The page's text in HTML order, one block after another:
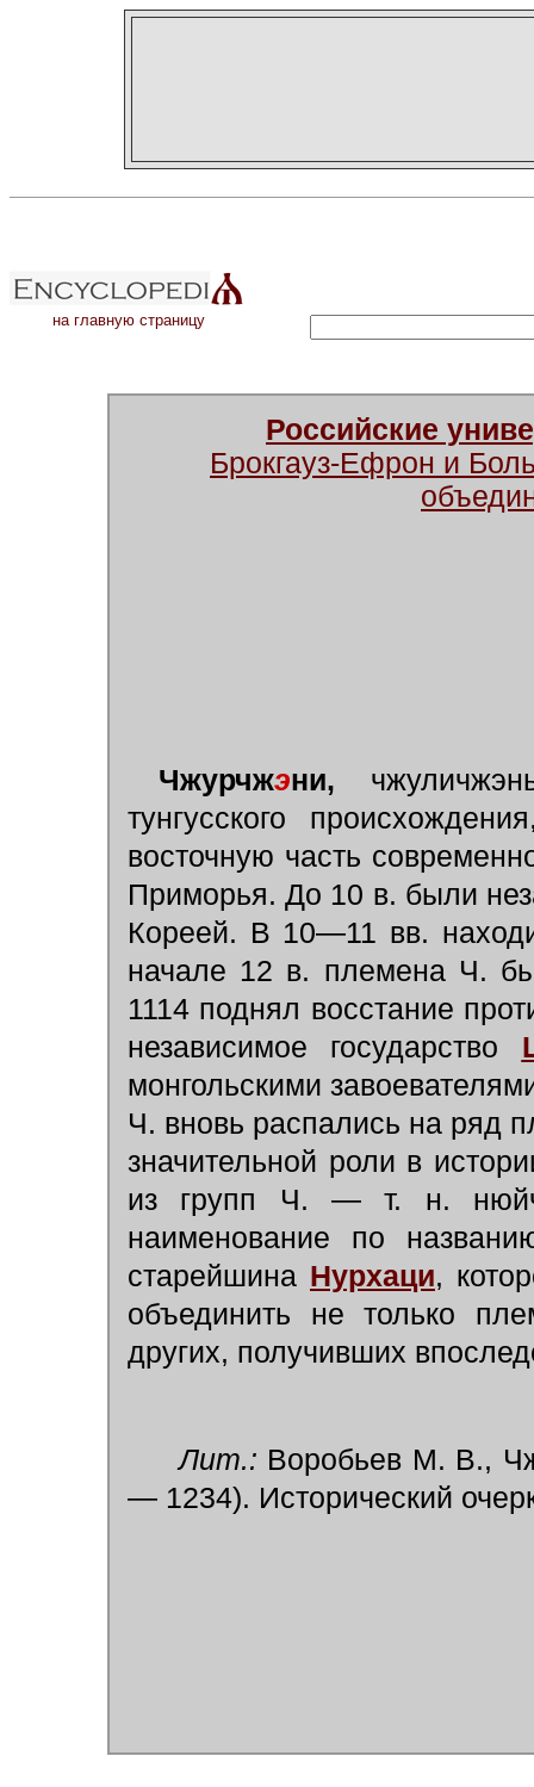
на главную страницу
Российские
Брокгауз-Ефрон и
Чжурчжэни,
тунгусского
восточную часть
Приморья. До 10 в. были
Кореей. В 10—11 вв.
начале 12 в. племена Ч.
1114 поднял восстание
независимое государство
монгольскими
Ч. вновь распались на ряд
значительной роли в
из групп Ч. — т. н.
наименование по
старейшина Нурхаци,
объединить не только
других, получивших
Лит.: Воробьев М. В.,
— 1234). Исторический